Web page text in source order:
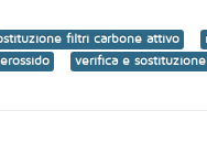
filtri carbone attivo
verifica e